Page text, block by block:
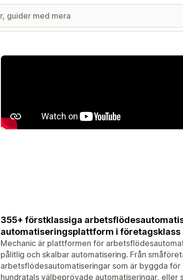
Galleri med utvalda bilder
355+ förstklassiga
automatiseringsplattform i företagsklass
Mechanic är plattformen för
pålitlig och skalbar automatisering. Från
arbetsflödesautomatiseringar som är byggda
hundratals välbeprövade automatiseringar, eller